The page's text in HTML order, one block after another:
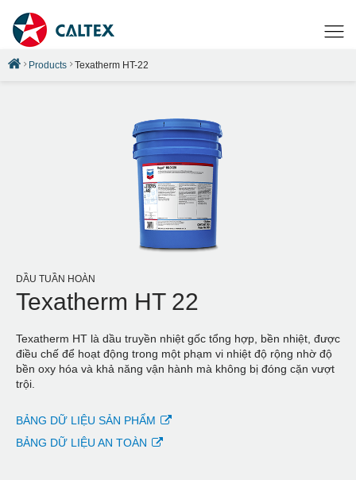
Products Texatherm HT-22
DẦU TUẦN HOÀN
Texatherm HT 22
Texatherm HT là dầu truyền nhiệt gốc tổng hợp, bền nhiệt, được
điều chế để hoạt động trong một phạm vi nhiệt độ rộng nhờ độ
bền oxy hóa và khả năng vận hành mà không bị đóng cặn vượt
trội.
BẢNG DỮ LIỆU SẢN PHẨM
BẢNG DỮ LIỆU AN TOÀN